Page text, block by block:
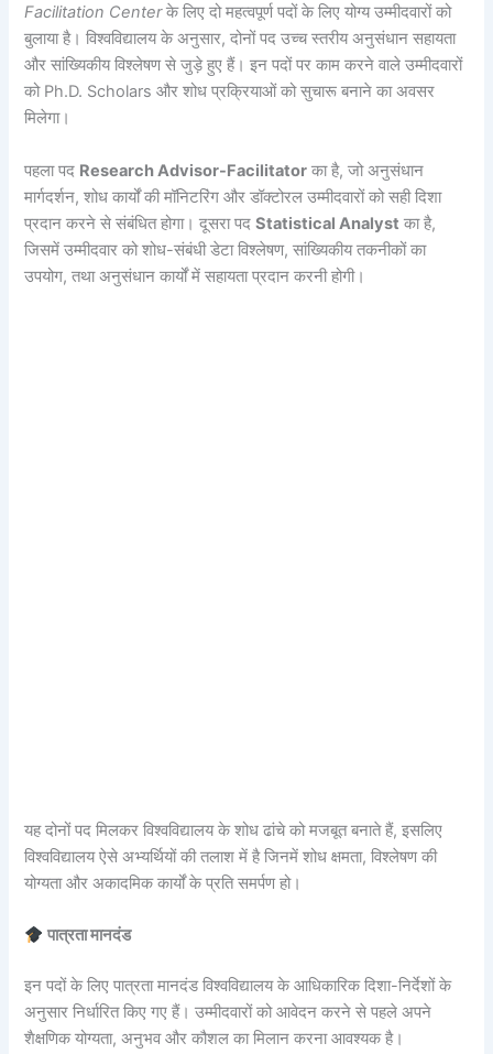
Facilitation Centerके लिए दो महत्वपूर्ण पदों के लिए योग्य उम्मीदवारों को
बुलाया है। विश्वविद्यालय के अनुसार, दोनों पद उच्च स्तरीय अनुसंधान सहायता
और सांख्यिकीय विश्लेषण से जुड़े हुए हैं। इन पदों पर काम करने वाले उम्मीदवारों
को Ph.D. Scholars और शोध प्रक्रियाओं को सुचारू बनाने का अवसर
मिलेगा।
पहला पद Research Advisor-Facilitator का है, जो अनुसंधान
मार्गदर्शन, शोध कार्यों की मॉनिटरिंग और डॉक्टोरल उम्मीदवारों को सही दिशा
प्रदान करने से संबंधित होगा। दूसरा पदStatistical Analyst का है,
जिसमें उम्मीदवार को शोध-संबंधी डेटा विश्लेषण, सांख्यिकीय तकनीकों का
उपयोग, तथा अनुसंधान कार्यों में सहायता प्रदान करनी होगी।
यह दोनों पद मिलकर विश्वविद्यालय के शोध ढांचे को मजबूत बनाते हैं, इसलिए
विश्वविद्यालय ऐसे अभ्यर्थियों की तलाश में है जिनमें शोध क्षमता, विश्लेषण की
योग्यता और अकादमिक कार्यों के प्रति समर्पण हो।
पात्रता मानदंड
इन पदों के लिए पात्रता मानदंड विश्वविद्यालय के आधिकारिक दिशा-निर्देशों के
अनुसार निर्धारित किए गए हैं। उम्मीदवारों को आवेदन करने से पहले अपने
शैक्षणिक योग्यता, अनुभव और कौशल का मिलान करना आवश्यक है।